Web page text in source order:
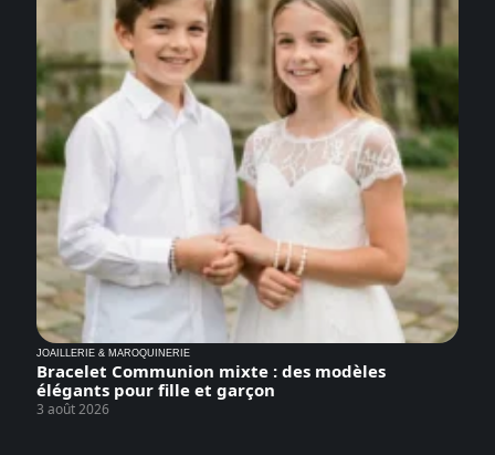
JOAILLERIE & MAROQUINERIE
Bracelet Communion mixte : des modèles
élégants pour fille et garçon
3 août 2026